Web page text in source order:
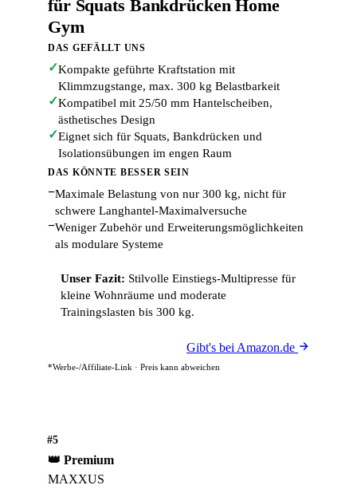
für Squats Bankdrücken Home
Gym
DAS GEFÄLLT UNS
✓Kompakte geführte Kraftstation mit
Klimmzugstange, max. 300 kg Belastbarkeit
✓Kompatibel mit 25/50 mm Hantelscheiben,
ästhetisches Design
✓Eignet sich für Squats, Bankdrücken und
Isolationsübungen im engen Raum
DAS KÖNNTE BESSER SEIN
−Maximale Belastung von nur 300 kg, nicht für
schwere Langhantel-Maximalversuche
−Weniger Zubehör und Erweiterungsmöglichkeiten
als modulare Systeme
Unser Fazit: Stilvolle Einstiegs-Multipresse für
kleine Wohnräume und moderate
Trainingslasten bis 300 kg.
Gibt's bei Amazon.de
*Werbe-/Affiliate-Link · Preis kann abweichen
#5
👑 Premium
MAXXUS